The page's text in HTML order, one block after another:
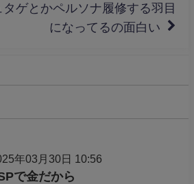
ゲとかペルソナ履修する羽目
になってるの面白い
年03月30日 10:56
で金だから